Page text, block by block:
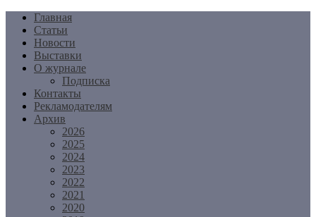
Перейти
содержимому
Главная
Статьи
Новости
Выставки
О журнале
Подписка
Контакты
Рекламодателям
Архив
2026
2025
2024
2023
2022
2021
2020